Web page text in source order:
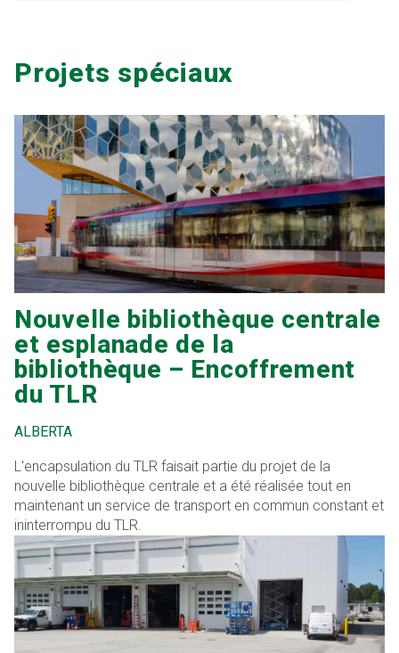
Projets spéciaux
Nouvelle bibliothèque centrale
et esplanade de la
bibliothèque – Encoffrement
du TLR
ALBERTA
L'encapsulation du TLR faisait partie du projet de la
nouvelle bibliothèque centrale et a été réalisée tout en
maintenant un service de transport en commun constant et
ininterrompu du TLR.